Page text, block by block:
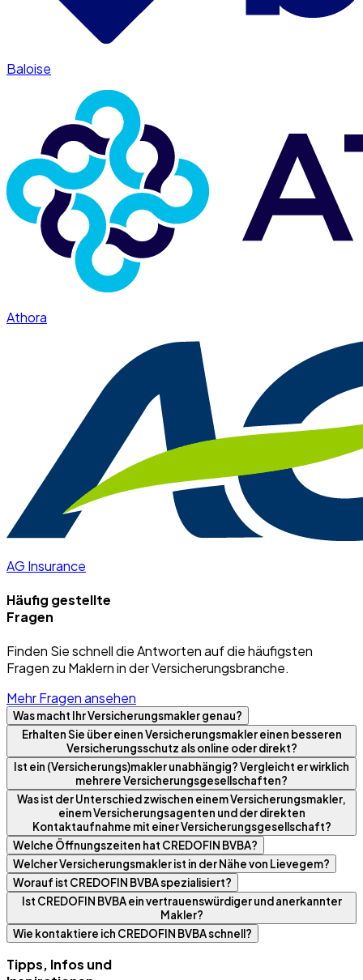
Baloise
Athora
AG Insurance
Häufig gestellte
Fragen
Finden Sie schnell die Antworten auf die häufigsten
Fragen zu Maklern in der Versicherungsbranche.
Mehr Fragen ansehen
Was macht Ihr Versicherungsmakler genau?
Erhalten Sie über einen Versicherungsmakler einen besseren
Versicherungsschutz als online oder direkt?
Ist ein (Versicherungs)makler unabhängig? Vergleicht er wirklich
mehrere Versicherungsgesellschaften?
Was ist der Unterschied zwischen einem Versicherungsmakler,
einem Versicherungsagenten und der direkten
Kontaktaufnahme mit einer Versicherungsgesellschaft?
Welche Öffnungszeiten hat CREDOFIN BVBA?
Welcher Versicherungsmakler ist in der Nähe von Lievegem?
Worauf ist CREDOFIN BVBA spezialisiert?
Ist CREDOFIN BVBA ein vertrauenswürdiger und anerkannter
Makler?
Wie kontaktiere ich CREDOFIN BVBA schnell?
Tipps, Infos und